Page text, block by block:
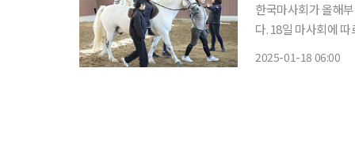
한국마사회가 올해
다. 18일 마사회에 따르면 기관 대표 사회공헌사업인 힐링승마 지원사업을 통해 지난해만
2025-01-18 06:00